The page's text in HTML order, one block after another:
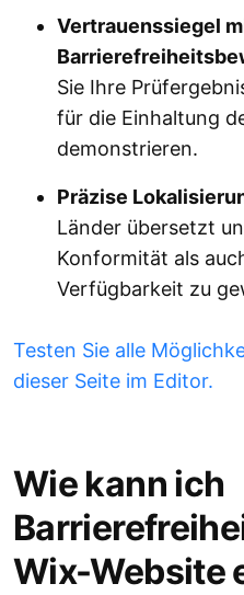
Vertrauenssiegel
Sie Ihre
für die Einhaltung
demonstrieren.
Präzise
Länder übersetzt
Konformität als
Verfügbarkeit zu
Testen Sie alle
dieser Seite im Editor.
Wie kann ich
Wix-Website